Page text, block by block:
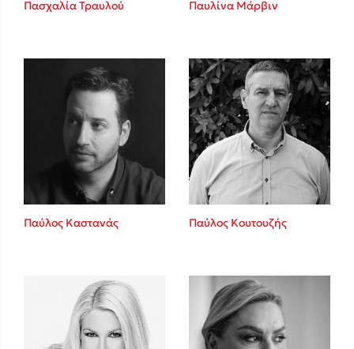
Καθρέφτης
Sebastian Fitzek
Playlist
Στέφανος Ξενάκης
Το λεξικό της ζωής σου
Πασχαλία Τραυλού Παυλίνα Μάρβιν
Παύλος Καστανάς Παύλος Κουτουζής